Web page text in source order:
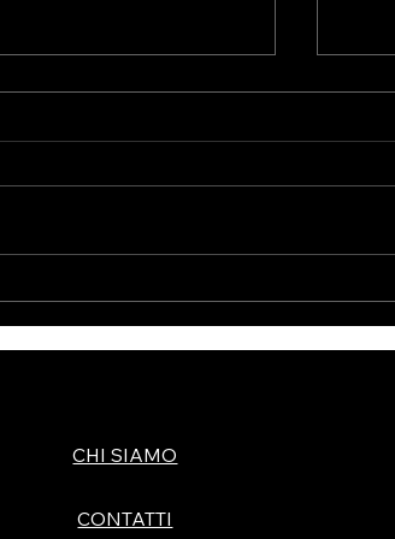
PIU’ CALORE E
PIU'
CHI SIAMO
CONTATTI